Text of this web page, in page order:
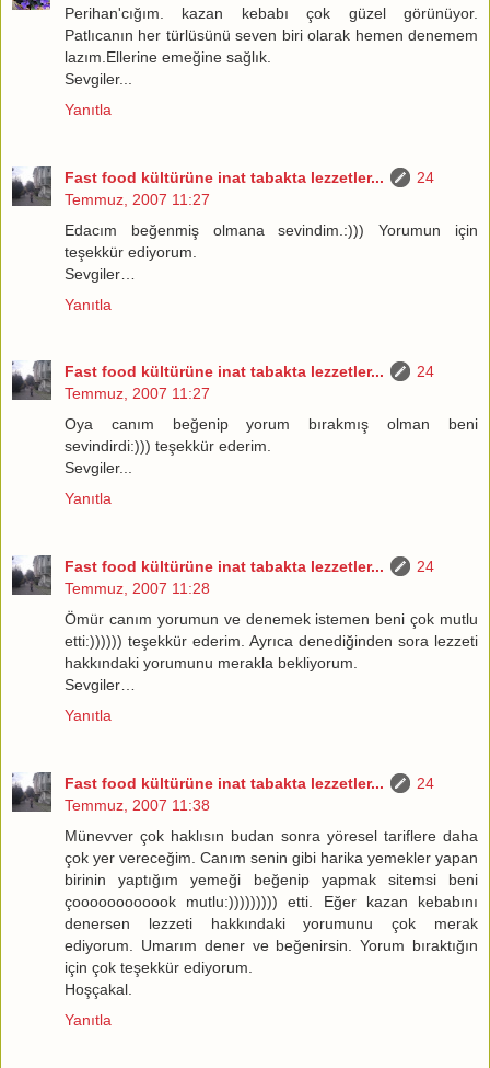
Perihan'cığım. kazan kebabı çok güzel görünüyor.
Patlıcanın her türlüsünü seven biri olarak hemen denemem
lazım.Ellerine emeğine sağlık.
Sevgiler...
Yanıtla
Fast food kültürüne inat tabakta lezzetler...
24
Temmuz, 2007 11:27
Edacım beğenmiş olmana sevindim.:))) Yorumun için
teşekkür ediyorum.
Sevgiler…
Yanıtla
Fast food kültürüne inat tabakta lezzetler...
24
Temmuz, 2007 11:27
Oya canım beğenip yorum bırakmış olman beni
sevindirdi:))) teşekkür ederim.
Sevgiler...
Yanıtla
Fast food kültürüne inat tabakta lezzetler...
24
Temmuz, 2007 11:28
Ömür canım yorumun ve denemek istemen beni çok mutlu
etti:)))))) teşekkür ederim. Ayrıca denediğinden sora lezzeti
hakkındaki yorumunu merakla bekliyorum.
Sevgiler…
Yanıtla
Fast food kültürüne inat tabakta lezzetler...
24
Temmuz, 2007 11:38
Münevver çok haklısın budan sonra yöresel tariflere daha
çok yer vereceğim. Canım senin gibi harika yemekler yapan
birinin yaptığım yemeği beğenip yapmak sitemsi beni
çoooooooooook mutlu:))))))))) etti. Eğer kazan kebabını
denersen lezzeti hakkındaki yorumunu çok merak
ediyorum. Umarım dener ve beğenirsin. Yorum bıraktığın
için çok teşekkür ediyorum.
Hoşçakal.
Yanıtla